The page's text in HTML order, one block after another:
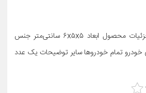
معرفی محصول جزئیات محصول ابعاد ۶x۵x۵ سانتی‌متر جنس
خودرو تمام خودروها سایر توضیحات یک عدد